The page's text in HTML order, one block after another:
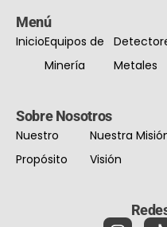
Menú
InicioEquipos de
Minería
Metales
Sobre Nosotros
Nuestro
Propósito
Nuestra
Visión